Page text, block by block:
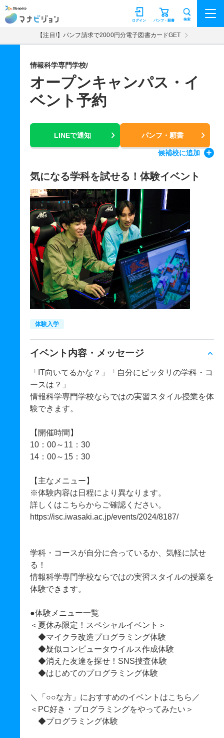
マナビジョン パンフ・願書
ログイン 検索
【注目!】パンフ請求で2000円分電子図書カードGET
情報科学専門学校/
オープンキャンパス・イ
ベント予約
LINEで通知 パンフ・願書
候補校に追加
気になる学科を試せる！体験イベント
体験入学
イベント内容・メッセージ
「IT向いてるかな？」「自分にピッタリの学科・コ
ースは？」
情報科学専門学校ならではの実習スタイル授業を体
験できます。
【開催時間】
10：00～11：30
14：00～15：30
【主なメニュー】
※体験内容は日程により異なります。
詳しくはこちらからご確認ください。
https://isc.iwasaki.ac.jp/events/2024/8187/
学科・コースが自分に合っているか、気軽に試せ
る！
情報科学専門学校ならではの実習スタイルの授業を
体験できます。
●体験メニュー一覧
＜夏休み限定！スペシャルイベント＞
◆マイクラ改造プログラミング体験
◆疑似コンピュータウイルス作成体験
◆消えた友達を探せ！SNS捜査体験
◆はじめてのプログラミング体験
＼「○○な方」におすすめのイベントはこちら／
＜PC好き・プログラミングをやってみたい＞
◆プログラミング体験